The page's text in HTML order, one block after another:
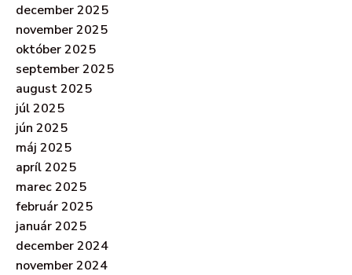
december 2025
november 2025
október 2025
september 2025
august 2025
júl 2025
jún 2025
máj 2025
apríl 2025
marec 2025
február 2025
január 2025
december 2024
november 2024